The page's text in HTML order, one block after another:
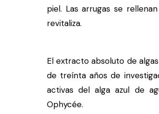
piel. Las arrugas se
revitaliza.
El extracto absoluto de
de treínta años de
activas del alga azul de
Ophycée.